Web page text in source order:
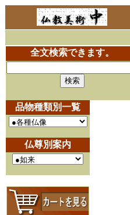
全文検索できます。
品物種類別一覧
仏尊別案内